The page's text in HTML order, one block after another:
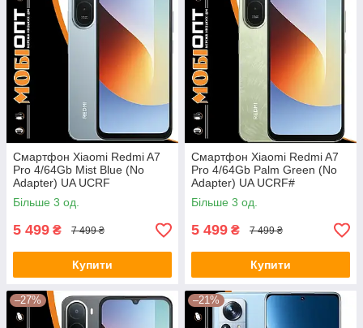
Смартфон Xiaomi Redmi A7
Pro 4/64Gb Mist Blue (No
Adapter) UA UCRF
Більше 3 од.
5 499 ₴ 7 499 ₴
Купити
Смартфон Xiaomi Redmi A7
Pro 4/64Gb Palm Green (No
Adapter) UA UCRF#
Більше 3 од.
5 499 ₴ 7 499 ₴
Купити
–27% –21%